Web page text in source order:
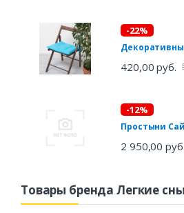
-22%
420,00 руб.
-12%
Простыни
2 950,00 руб.
Товары бренда Легкие сны